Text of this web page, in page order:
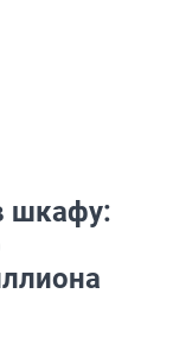
шкафу: